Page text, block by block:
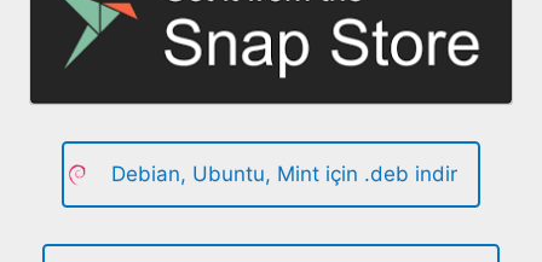
Debian, Ubuntu, Mint için .deb indir